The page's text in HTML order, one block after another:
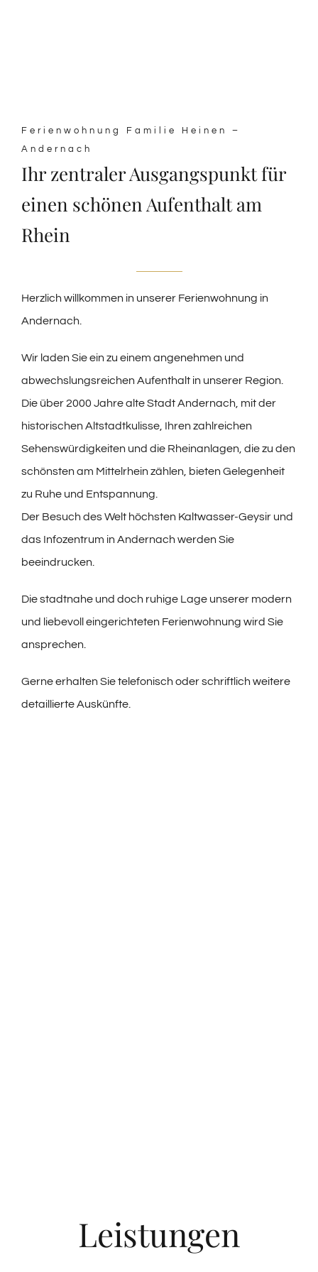
Ferienwohnung Familie Heinen –
Andernach
Ihr zentraler Ausgangspunkt für
einen schönen Aufenthalt am
Rhein
Herzlich willkommen in unserer Ferienwohnung in
Andernach.
Wir laden Sie ein zu einem angenehmen und
abwechslungsreichen Aufenthalt in unserer Region.
Die über 2000 Jahre alte Stadt Andernach, mit der
historischen Altstadtkulisse, Ihren zahlreichen
Sehenswürdigkeiten und die Rheinanlagen, die zu den
schönsten am Mittelrhein zählen, bieten Gelegenheit
zu Ruhe und Entspannung.
Der Besuch des Welt höchsten Kaltwasser-Geysir und
das Infozentrum in Andernach werden Sie
beeindrucken.
Die stadtnahe und doch ruhige Lage unserer modern
und liebevoll eingerichteten Ferienwohnung wird Sie
ansprechen.
Gerne erhalten Sie telefonisch oder schriftlich weitere
detaillierte Auskünfte.
Leistungen